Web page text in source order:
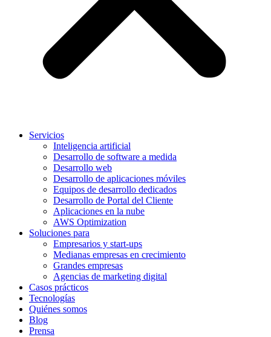
Servicios
Inteligencia artificial
Desarrollo de software a medida
Desarrollo web
Desarrollo de aplicaciones móviles
Equipos de desarrollo dedicados
Desarrollo de Portal del Cliente
Aplicaciones en la nube
AWS Optimization
Soluciones para
Empresarios y start-ups
Medianas empresas en crecimiento
Grandes empresas
Agencias de marketing digital
Casos prácticos
Tecnologías
Quiénes somos
Blog
Prensa